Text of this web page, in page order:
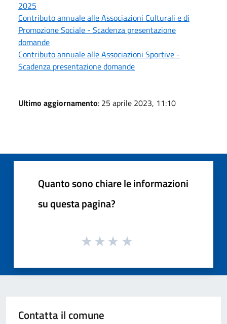
2025
Contributo annuale alle Associazioni Culturali e di
Promozione Sociale - Scadenza presentazione
domande
Contributo annuale alle Associazioni Sportive -
Scadenza presentazione domande
Ultimo aggiornamento: 25 aprile 2023, 11:10
Quanto sono chiare le informazioni
su questa pagina?
Contatta il comune